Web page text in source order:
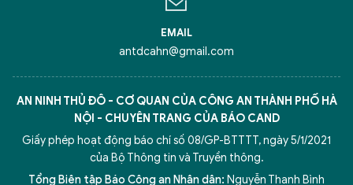
EMAIL
antdcahn@gmail.com
AN NINH THỦ ĐÔ - CƠ QUAN CỦA CÔNG AN THÀNH PHỐ HÀ
NỘI - CHUYÊN TRANG CỦA BÁO CAND
Giấy phép hoạt động báo chí số 08/GP-BTTTT, ngày 5/1/2021
của Bộ Thông tin và Truyền thông.
Tổng Biên tập Báo Công an Nhân dân: Nguyễn Thanh Bình